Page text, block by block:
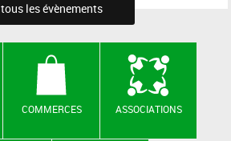
tous les évènements
COMMERCES ASSOCIATIONS